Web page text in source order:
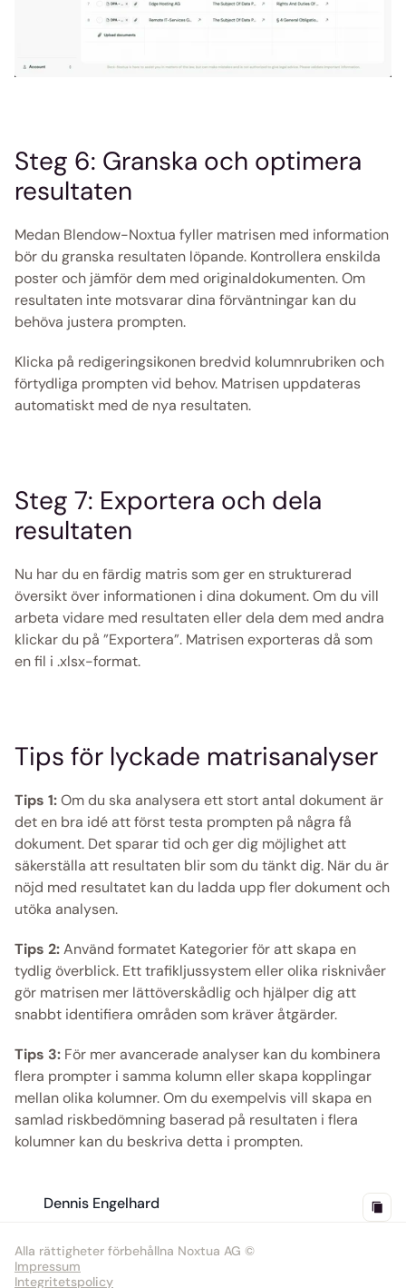
Steg 6: Granska och optimera
resultaten
Medan Blendow-Noxtua fyller matrisen med information
bör du granska resultaten löpande. Kontrollera enskilda
poster och jämför dem med originaldokumenten. Om
resultaten inte motsvarar dina förväntningar kan du
behöva justera prompten.
Klicka på redigeringsikonen bredvid kolumnrubriken och
förtydliga prompten vid behov. Matrisen uppdateras
automatiskt med de nya resultaten.
Steg 7: Exportera och dela
resultaten
Nu har du en färdig matris som ger en strukturerad
översikt över informationen i dina dokument. Om du vill
arbeta vidare med resultaten eller dela dem med andra
klickar du på ”Exportera”. Matrisen exporteras då som
en fil i .xlsx-format.
Tips för lyckade matrisanalyser
Tips 1: Om du ska analysera ett stort antal dokument är
det en bra idé att först testa prompten på några få
dokument. Det sparar tid och ger dig möjlighet att
säkerställa att resultaten blir som du tänkt dig. När du är
nöjd med resultatet kan du ladda upp fler dokument och
utöka analysen.
Tips 2: Använd formatet Kategorier för att skapa en
tydlig överblick. Ett trafikljussystem eller olika risknivåer
gör matrisen mer lättöverskådlig och hjälper dig att
snabbt identifiera områden som kräver åtgärder.
Tips 3: För mer avancerade analyser kan du kombinera
flera prompter i samma kolumn eller skapa kopplingar
mellan olika kolumner. Om du exempelvis vill skapa en
samlad riskbedömning baserad på resultaten i flera
kolumner kan du beskriva detta i prompten.
Dennis Engelhard
Alla rättigheter förbehållna Noxtua AG ©
Impressum
Integritetspolicy